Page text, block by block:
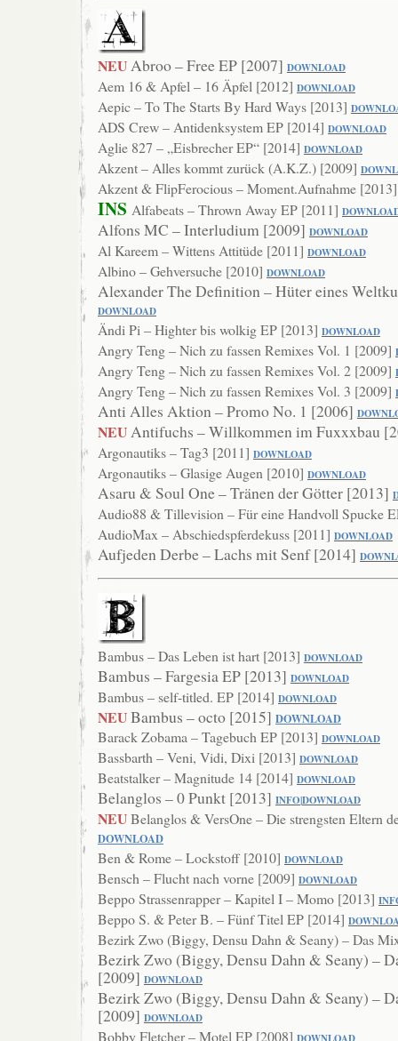
NEUAbroo – Free EP [2007] DOWNLOAD
Aem 16 & Apfel – 16 Äpfel [2012] DOWNLOAD
Aepic – To The Starts By Hard Ways [2013] DOWN
ADS Crew – Antidenksystem EP [2014] DOWNLOAD
Aglie 827 – „Eisbrecher EP“ [2014] DOWNLOAD
Akzent – Alles kommt zurück (A.K.Z.) [2009]
Akzent & FlipFerocious – Moment.Aufnahme
INS Alfabeats – Thrown Away EP [2011]
Alfons MC – Interludium [2009] DOWNLOAD
Al Kareem – Wittens Attitüde [2011] DOWNLOAD
Albino – Gehversuche [2010] DOWNLOAD
Alexander The Definition – Hüter eines
DOWNLOAD
Ändi Pi – Highter bis wolkig EP [2013] DOWNLOAD
Angry Teng – Nich zu fassen Remixes Vol. 1 [2009]
Angry Teng – Nich zu fassen Remixes Vol. 2 [2009]
Angry Teng – Nich zu fassen Remixes Vol. 3 [2009]
Anti Alles Aktion – Promo No. 1 [2006] DOWNL
NEUAntifuchs – Willkommen im Fuxxxbau
Argonautiks – Tag3 [2011] DOWNLOAD
Argonautiks – Glasige Augen [2010] DOWNLOAD
Asaru & Soul One – Tränen der Götter [2013]
Audio88 & Tillevision – Für eine Handvoll Spucke
AudioMax – Abschiedspferdekuss [2011] DOWNLOAD
Aufjeden Derbe – Lachs mit Senf [2014] DO
Bambus – Das Leben ist hart [2013] DOWNLOAD
Bambus – Fargesia EP [2013] DOWNLOAD
Bambus – self-titled. EP [2014] DOWNLOAD
NEUBambus – octo [2015] DOWNLOAD
Barack Zobama – Tagebuch EP [2013] DOWNLOAD
Bassbarth – Veni, Vidi, Dixi [2013] DOWNLOAD
Beatstalker – Magnitude 14 [2014] DOWNLOAD
Belanglos – 0 Punkt [2013] INFO|DOWNLOAD
NEUBelanglos & VersOne – Die strengsten Eltern
DOWNLOAD
Ben & Rome – Lockstoff [2010] DOWNLOAD
Bensch – Flucht nach vorne [2009] DOWNLOAD
Beppo Strassenrapper – Kapitel I – Momo [2013]
Beppo S. & Peter B. – Fünf Titel EP [2014] DOWNL
Bezirk Zwo (Biggy, Densu Dahn & Seany) – Das
Bezirk Zwo (Biggy, Densu Dahn & Seany) –
[2009] DOWNLOAD
Bezirk Zwo (Biggy, Densu Dahn & Seany) –
[2009] DOWNLOAD
Bobby Fletcher – Motel EP [2008] DOWNLOAD